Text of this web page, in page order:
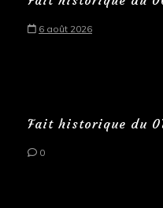
6 août 2026
Fait historique du
0